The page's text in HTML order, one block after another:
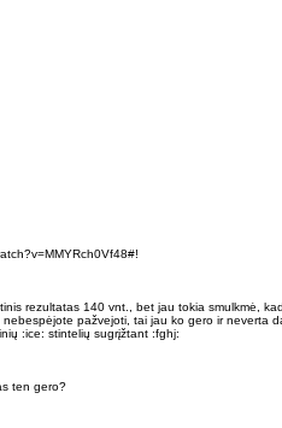
rezultatas 140 vnt., bet jau tokia smulkmė,
pažvejoti, tai jau ko gero ir neverta
:ice: stintelių sugrįžtant :fghj:
ten gero?